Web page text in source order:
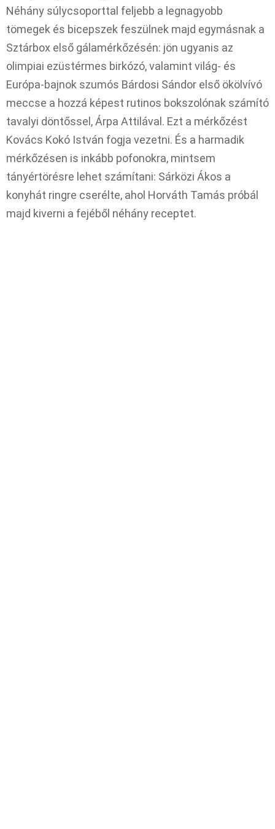
Néhány súlycsoporttal feljebb a legnagyobb
tömegek és bicepszek feszülnek majd egymásnak a
Sztárbox első gálamérkőzésén: jön ugyanis az
olimpiai ezüstérmes birkózó, valamint világ- és
Európa-bajnok szumós Bárdosi Sándor első ökölvívó
meccse a hozzá képest rutinos bokszolónak számító
tavalyi döntőssel, Árpa Attilával. Ezt a mérkőzést
Kovács Kokó István fogja vezetni. És a harmadik
mérkőzésen is inkább pofonokra, mintsem
tányértörésre lehet számítani: Sárközi Ákos a
konyhát ringre cserélte, ahol Horváth Tamás próbál
majd kiverni a fejéből néhány receptet.